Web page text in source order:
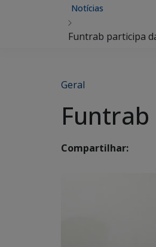
Notícias
Funtrab participa
Geral
Compartilhar: